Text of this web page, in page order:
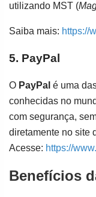
utilizando MST (
Saiba mais: https://
5. PayPal
O PayPal é uma
conhecidas no
com segurança,
diretamente no site
Acesse: https://
Benefícios